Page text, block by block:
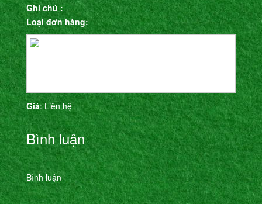
Ghi chú :
Loại đơn hàng:
Giá: Liên hệ
Bình luận
Bình luận